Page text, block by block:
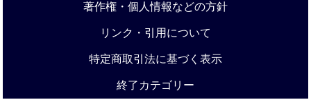
著作権・個人情報などの方針
リンク・引用について
特定商取引法に基づく表示
終了カテゴリー